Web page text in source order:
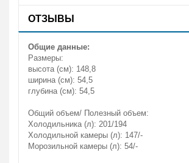
ОТЗЫВЫ
Общие данные:
Размеры:
высота (см): 148,8
ширина (см): 54,5
глубина (см): 54,5
Общий объем/ Полезный объем:
Холодильника (л): 201/194
Холодильной камеры (л): 147/-
Морозильной камеры (л): 54/-